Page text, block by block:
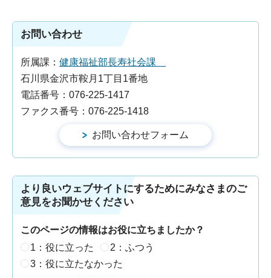
お問い合わせ
所属課： 健康福祉部長寿社会課
石川県金沢市鞍月1丁目1番地
電話番号：076-225-1417
ファクス番号：076-225-1418
より良いウェブサイトにするためにみなさまのご
意見をお聞かせください
このページの情報はお役に立ちましたか？
1：役に立った
2：ふつう
3：役に立たなかった